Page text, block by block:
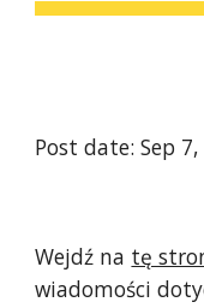
Post date: Sep
Wejdź na tę
wiadomości